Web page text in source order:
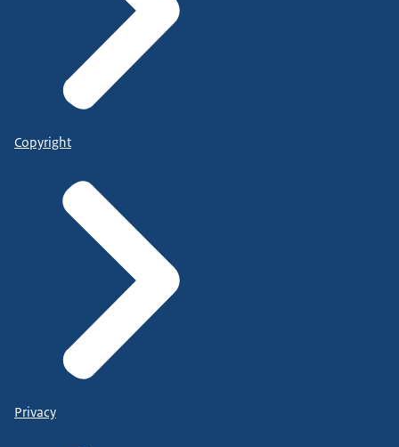
Copyright
Privacy